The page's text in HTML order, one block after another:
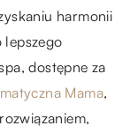
harmonii
lepszego
dostępne za
Mama,